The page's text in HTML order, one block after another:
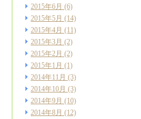
2015年6月 (6)
2015年5月 (14)
2015年4月 (11)
2015年3月 (2)
2015年2月 (2)
2015年1月 (1)
2014年11月 (3)
2014年10月 (3)
2014年9月 (10)
2014年8月 (12)